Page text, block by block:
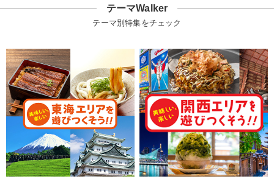
テーマWalker
テーマ別特集をチェック